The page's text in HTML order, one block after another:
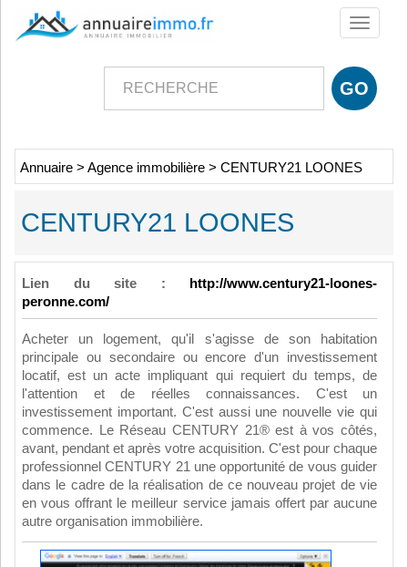
Toggle
Annuaire > Agence immobilière > CENTURY21 LOONES
CENTURY21 LOONES
Lien du site :
http://www.century21-loones-
peronne.com/
Acheter un logement, qu'il s'agisse de son habitation
principale ou secondaire ou encore d'un investissement
locatif, est un acte impliquant qui requiert du temps, de
l'attention et de réelles connaissances. C'est un
investissement important. C'est aussi une nouvelle vie qui
commence. Le Réseau CENTURY 21® est à vos côtés,
avant, pendant et après votre acquisition. C'est pour chaque
professionnel CENTURY 21 une opportunité de vous guider
dans le cadre de la réalisation de ce nouveau projet de vie
en vous offrant le meilleur service jamais offert par aucune
autre organisation immobilière.